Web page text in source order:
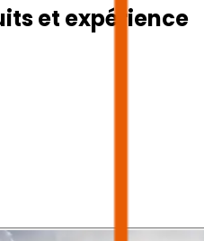
et expérience